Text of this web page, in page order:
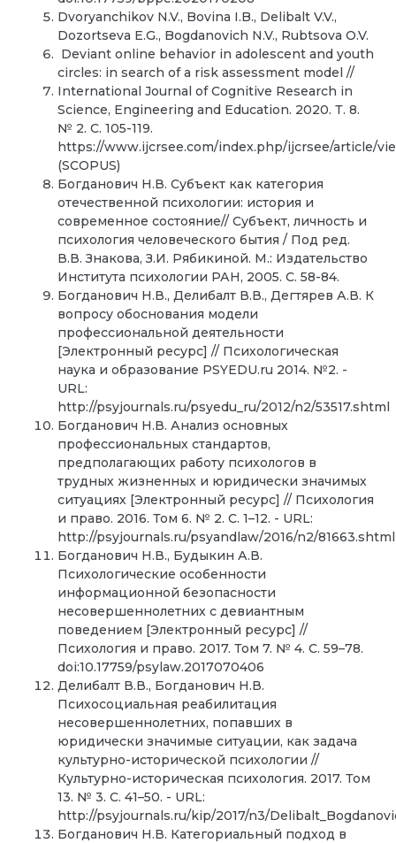
Dvoryanchikov N.V., Bovina I.B., Delibalt V.V.,
Dozortseva E.G., Bogdanovich N.V., Rubtsova O.V.
Deviant online behavior in adolescent and youth
circles: in search of a risk assessment model //
International Journal of Cognitive Research in
Science, Engineering and Education. 2020. Т. 8.
№ 2. С. 105-119.
https://www.ijcrsee.com/index.php/ijcrsee/article/
(SCOPUS)
Богданович Н.В. Субъект как категория
отечественной психологии: история и
современное состояние// Субъект, личность и
психология человеческого бытия / Под ред.
В.В. Знакова, З.И. Рябикиной. М.: Издательство
Института психологии РАН, 2005. С. 58-84.
Богданович Н.В., Делибалт В.В., Дегтярев А.В. К
вопросу обоснования модели
профессиональной деятельности
[Электронный ресурс] // Психологическая
наука и образование PSYEDU.ru 2014. №2. -
URL:
http://psyjournals.ru/psyedu_ru/2012/n2/53517.shtml
Богданович Н.В. Анализ основных
профессиональных стандартов,
предполагающих работу психологов в
трудных жизненных и юридически значимых
ситуациях [Электронный ресурс] // Психология
и право. 2016. Том 6. № 2. С. 1–12. - URL:
http://psyjournals.ru/psyandlaw/2016/n2/81663.shtml
Богданович Н.В., Будыкин А.В.
Психологические особенности
информационной безопасности
несовершеннолетних с девиантным
поведением [Электронный ресурс] //
Психология и право. 2017. Том 7. № 4. С. 59–78.
doi:10.17759/psylaw.2017070406
Делибалт В.В., Богданович Н.В.
Психосоциальная реабилитация
несовершеннолетних, попавших в
юридически значимые ситуации, как задача
культурно-исторической психологии //
Культурно-историческая психология. 2017. Том
13. № 3. С. 41–50. - URL:
http://psyjournals.ru/kip/2017/n3/
Богданович Н.В. Категориальный подход в